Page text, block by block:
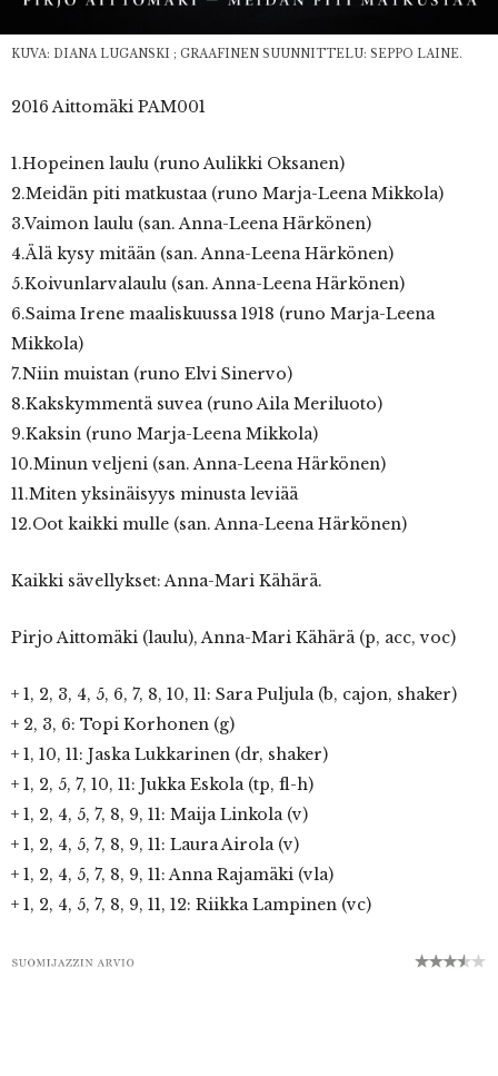
KUVA: DIANA LUGANSKI ; GRAAFINEN SUUNNITTELU: SEPPO LAINE.
2016 Aittomäki PAM001
1.Hopeinen laulu (runo Aulikki Oksanen)
2.Meidän piti matkustaa (runo Marja-Leena Mikkola)
3.Vaimon laulu (san. Anna-Leena Härkönen)
4.Älä kysy mitään (san. Anna-Leena Härkönen)
5.Koivunlarvalaulu (san. Anna-Leena Härkönen)
6.Saima Irene maaliskuussa 1918 (runo Marja-Leena
Mikkola)
7.Niin muistan (runo Elvi Sinervo)
8.Kakskymmentä suvea (runo Aila Meriluoto)
9.Kaksin (runo Marja-Leena Mikkola)
10.Minun veljeni (san. Anna-Leena Härkönen)
11.Miten yksinäisyys minusta leviää
12.Oot kaikki mulle (san. Anna-Leena Härkönen)
Kaikki sävellykset: Anna-Mari Kähärä.
Pirjo Aittomäki (laulu), Anna-Mari Kähärä (p, acc, voc)
+ 1, 2, 3, 4, 5, 6, 7, 8, 10, 11: Sara Puljula (b, cajon, shaker)
+ 2, 3, 6: Topi Korhonen (g)
+ 1, 10, 11: Jaska Lukkarinen (dr, shaker)
+ 1, 2, 5, 7, 10, 11: Jukka Eskola (tp, fl-h)
+ 1, 2, 4, 5, 7, 8, 9, 11: Maija Linkola (v)
+ 1, 2, 4, 5, 7, 8, 9, 11: Laura Airola (v)
+ 1, 2, 4, 5, 7, 8, 9, 11: Anna Rajamäki (vla)
+ 1, 2, 4, 5, 7, 8, 9, 11, 12: Riikka Lampinen (vc)